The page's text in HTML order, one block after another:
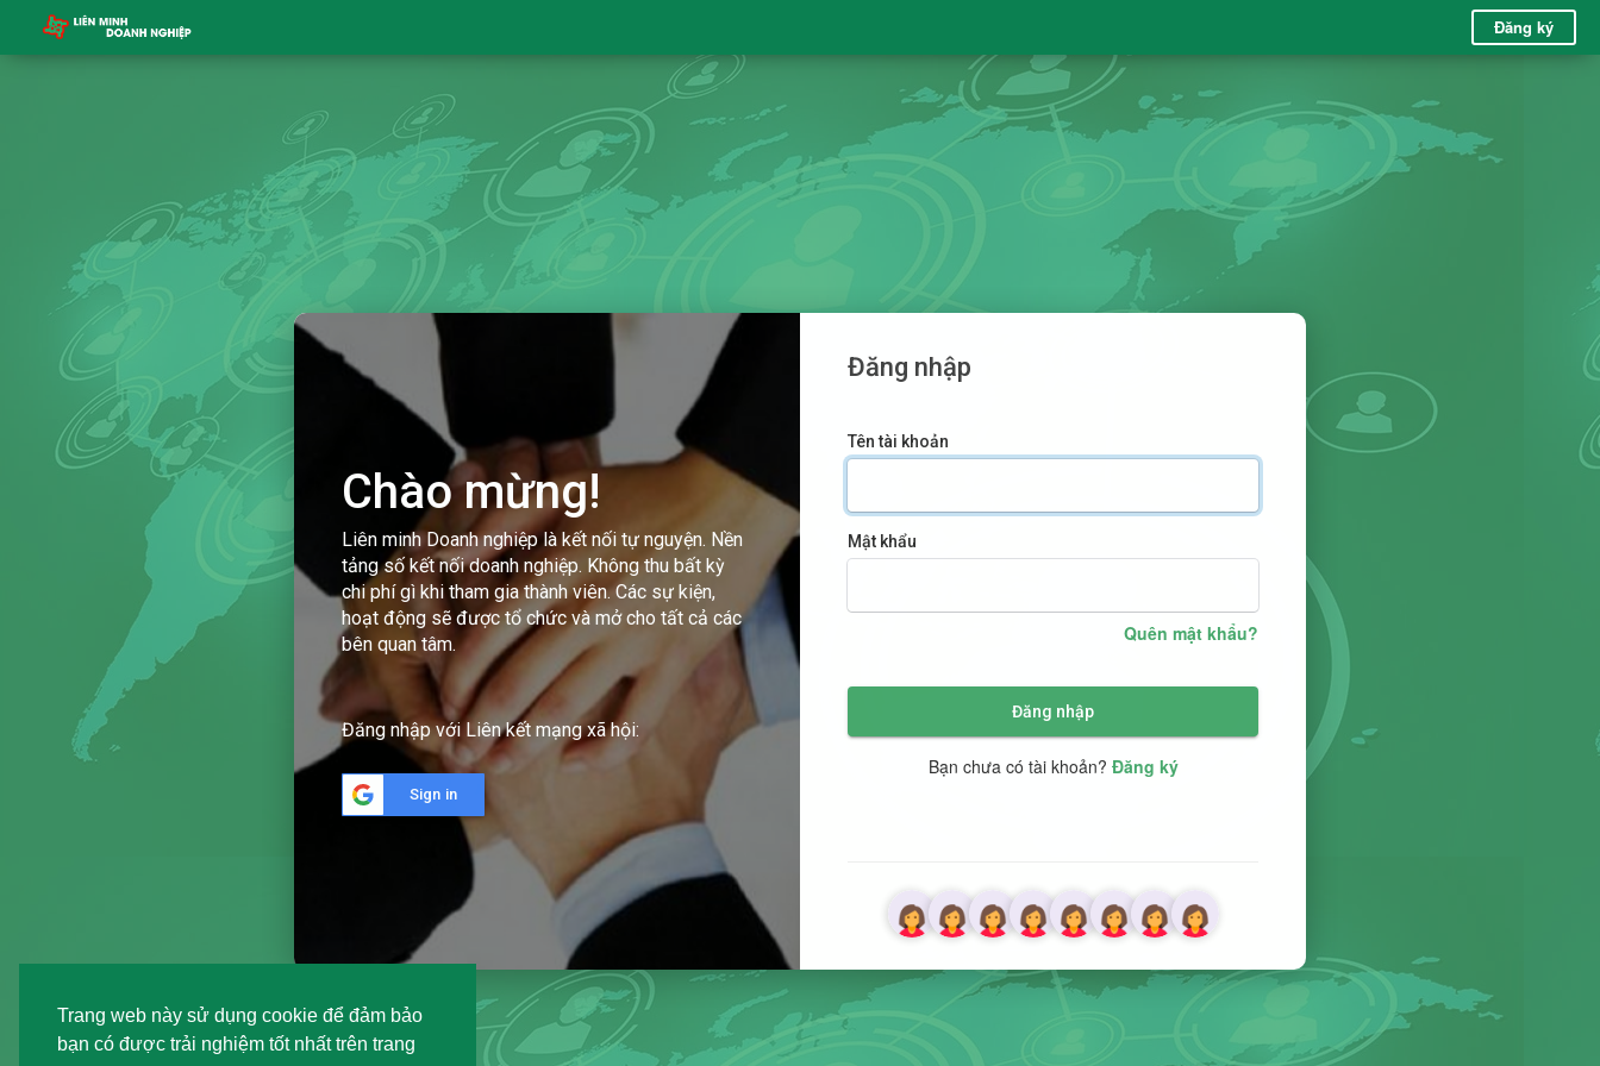
Trang web này sử dụng cookie để đảm bảo
bạn có được trải nghiệm tốt nhất trên trang
Đăng ký
Chào mừng!
Liên minh Doanh nghiệp là kết nối tự nguyện. Nền
tảng số kết nối doanh nghiệp. Không thu bất kỳ
chi phí gì khi tham gia thành viên. Các sự kiện,
hoạt động sẽ được tổ chức và mở cho tất cả các
bên quan tâm.
Đăng nhập với Liên kết mạng xã hội:
Sign in
Đăng nhập
Tên tài khoản
Mật khẩu
Quên mật khẩu?
Đăng nhập
Bạn chưa có tài khoản? Đăng ký